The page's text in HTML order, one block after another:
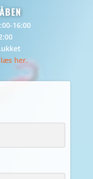
16:00
læs her.